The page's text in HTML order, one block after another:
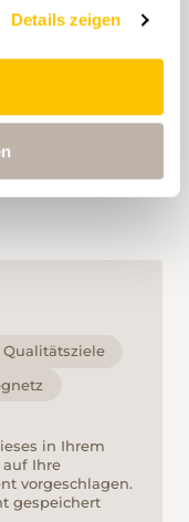
Details zeigen
der Forst- oder
sowie mit
Qualitätsziele
in Ihrem
Ihre
vorgeschlagen.
gespeichert